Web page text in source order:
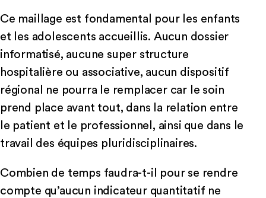
Ce maillage est fondamental pour les enfants
et les adolescents accueillis. Aucun dossier
informatisé, aucune super structure
hospitalière ou associative, aucun dispositif
régional ne pourra le remplacer car le soin
prend place avant tout, dans la relation entre
le patient et le professionnel, ainsi que dans le
travail des équipes pluridisciplinaires.
Combien de temps faudra-t-il pour se rendre
compte qu’aucun indicateur quantitatif ne